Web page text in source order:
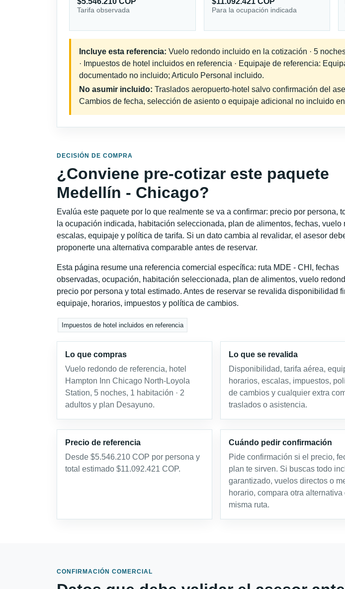
Tarifa observada Para la ocupación indicada
Incluye esta referencia: Vuelo redondo incluido en la cotización · 5
· Impuestos de hotel incluidos en referencia · Equipaje de referencia:
documentado no incluido; Articulo Personal incluido.
No asumir incluido: Traslados aeropuerto-hotel salvo confirmación del
Cambios de fecha, selección de asiento o equipaje adicional no incluido
DECISIÓN DE COMPRA
¿Conviene pre-cotizar este paquete
Medellín - Chicago?
Evalúa este paquete por lo que realmente se va a confirmar: precio por persona,
la ocupación indicada, habitación seleccionada, plan de alimentos, fechas, vuelo
escalas, equipaje y política de tarifa. Si un dato cambia al revalidar, el asesor
proponerte una alternativa comparable antes de reservar.
Esta página resume una referencia comercial específica: ruta MDE - CHI, fechas
observadas, ocupación, habitación seleccionada, plan de alimentos, vuelo
precio por persona y total estimado. Antes de reservar se revalida disponibilidad
equipaje, horarios, impuestos y política de cambios.
Impuestos de hotel incluidos en referencia
Lo que compras
Vuelo redondo de referencia, hotel
Hampton Inn Chicago North-Loyola
Station, 5 noches, 1 habitación · 2
adultos y plan Desayuno.
Lo que se revalida
Disponibilidad, tarifa aérea,
horarios, escalas, impuestos,
de cambios y cualquier extra
traslados o asistencia.
Precio de referencia
Desde $5.546.210 COP por persona y
total estimado $11.092.421 COP.
Cuándo pedir confirmación
Pide confirmación si el precio,
plan te sirven. Si buscas todo
garantizado, vuelos directos o
horario, compara otra alternativa
misma ruta.
CONFIRMACIÓN COMERCIAL